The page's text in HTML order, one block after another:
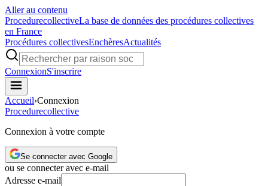
Aller au contenu
ProcedurecollectiveLa base de données des procédures collectives
en France
Procédures collectivesEnchèresActualités
ConnexionS'inscrire
Accueil›Connexion
Procedurecollective
Connexion à votre compte
Se connecter avec Google
ou se connecter avec e-mail
Adresse e-mail